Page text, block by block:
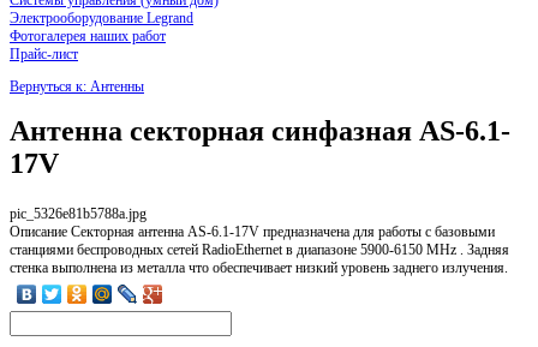
Электрооборудование Legrand
Фотогалерея наших работ
Прайс-лист
Вернуться к: Антенны
Антенна секторная синфазная AS-6.1-
17V
pic_5326e81b5788a.jpg
Описание Секторная антенна AS-6.1-17V предназначена для работы с базовыми
станциями беспроводных сетей RadioEthernet в диапазоне 5900-6150 MHz . Задняя
стенка выполнена из металла что обеспечивает низкий уровень заднего излучения.